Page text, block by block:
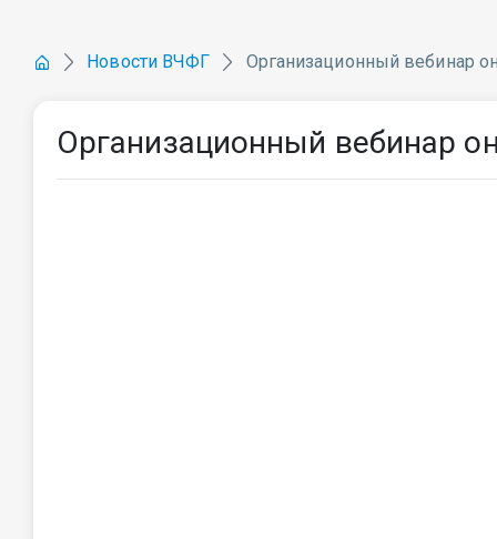
Новости ВЧФГ Организационный вебинар
Организационный вебинар